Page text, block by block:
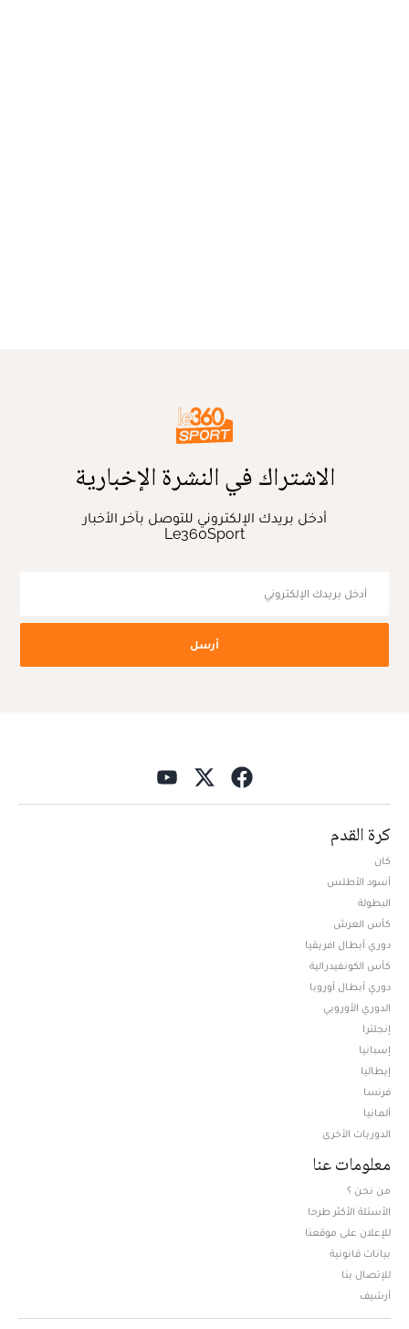
الاشتراك في النشرة الإخبارية
أدخل بريدك الإلكتروني للتوصل بآخر الأخبار
كرة القدم
كان
أسود الأطلس
البطولة
كأس العرش
دوري أبطال افريقيا
كأس الكونفيدرالية
دوري أبطال أوروبا
الدوري الأوروبي
إنجلترا
إسبانيا
إيطاليا
فرنسا
ألمانيا
الدوريات الأخرى
معلومات عنا
من نحن ؟
الأسئلة الأكثر طرحا
للإعلان على موقعنا
بيانات قانونية
للإتصال بنا
أرشيف